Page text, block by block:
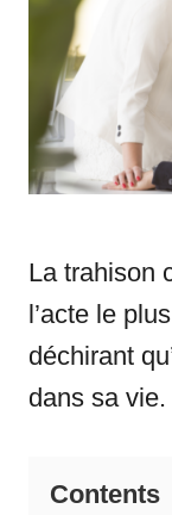
La trahison
l’acte le
déchirant
dans sa vie.
Contents